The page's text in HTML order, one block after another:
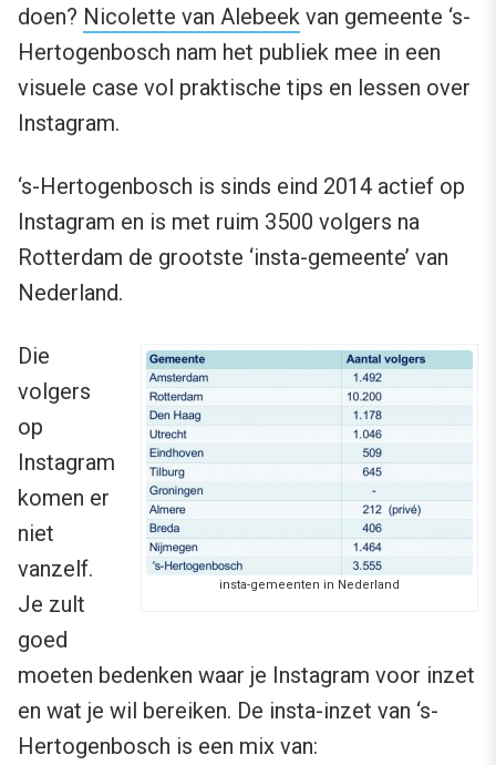
doen? Nicolette van Alebeek van gemeente ‘s-
Hertogenbosch nam het publiek mee in een
visuele case vol praktische tips en lessen over
Instagram.
‘s-Hertogenbosch is sinds eind 2014 actief op
Instagram en is met ruim 3500 volgers na
Rotterdam de grootste ‘insta-gemeente’ van
Nederland.
insta-gemeenten in Nederland
Die
volgers
op
Instagram
komen er
niet
vanzelf.
Je zult
goed
moeten bedenken waar je Instagram voor inzet
en wat je wil bereiken. De insta-inzet van ‘s-
Hertogenbosch is een mix van: